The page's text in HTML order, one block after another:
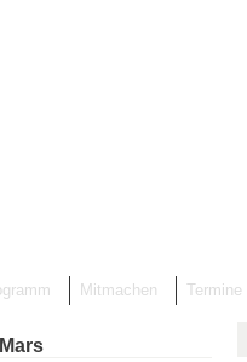
Mitmachen Termine